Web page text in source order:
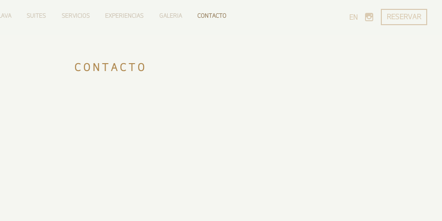
SUITES SERVICIOS EXPERIENCIAS GALERIA CONTACTO EN RESERVAR
CONTACTO